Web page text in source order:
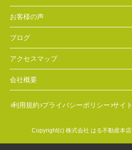
お客様の声
ブログ
アクセスマップ
会社概要
利用規約 プライバシーポリシー サイ
Copyright(c) 株式会社 はる不動産本